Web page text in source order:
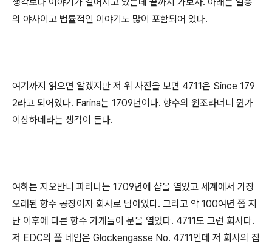
의 야사이고 법률적인 이야기도 많이 포함되어 있다.
여기까지 읽으면 알겠지만 저 위 사진을 보면 4711은 Since 179
2라고 되어있다. Farina는 1709년이다. 향수의 원조라더니 뭔가
이상하네라는 생각이 든다.
여하튼 지오반니 파리나는 1709년에 샵을 열었고 세계에서 가장
오래된 향수 공장이자 회사로 남아있다. 그리고 약 100여년 쯤 지
난 이후에 다른 향수 가게들이 문을 열었다. 4711도 그런 회사다.
저 EDC의 풀 네임은 Glockengasse No. 4711인데 저 회사의 집